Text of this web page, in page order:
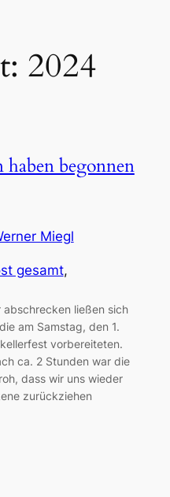
2024
begonnen
Miegl
gesamt
ließen sich
am Samstag, den 1.
vorbereiteten.
ca. 2 Stunden war die
dass wir uns wieder
zurückziehen